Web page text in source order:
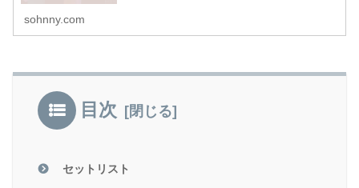
sohnny.com
目次
セットリスト